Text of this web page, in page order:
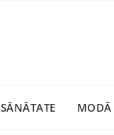
SĂNĂTATE MODĂ